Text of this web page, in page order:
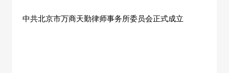
中共北京市万商天勤律师事务所委员会正式成立